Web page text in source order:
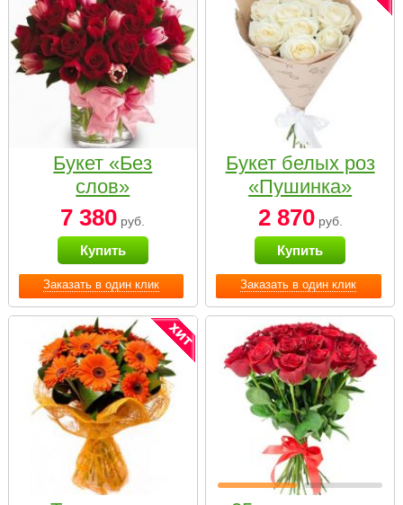
Заказать в один клик
Букет «Без
слов»
7 380 руб.
Купить
Заказать в один клик
Букет белых роз
«Пушинка»
2 870руб.
Купить